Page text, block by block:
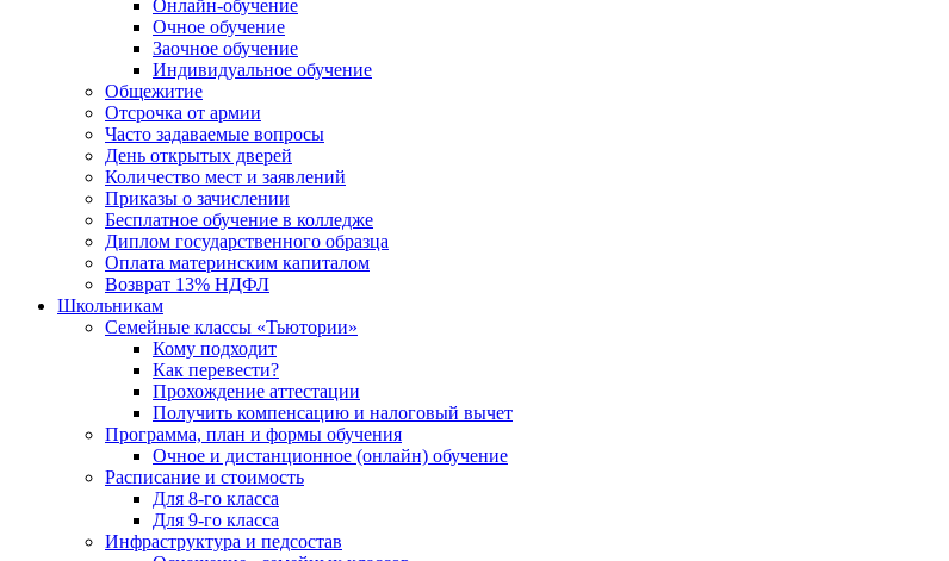
Онлайн-обучение
Очное обучение
Заочное обучение
Индивидуальное обучение
Общежитие
Отсрочка от армии
Часто задаваемые вопросы
День открытых дверей
Количество мест и заявлений
Приказы о зачислении
Бесплатное обучение в колледже
Диплом государственного образца
Оплата материнским капиталом
Возврат 13% НДФЛ
Школьникам
Семейные классы «Тьютории»
Кому подходит
Как перевести?
Прохождение аттестации
Получить компенсацию и налоговый вычет
Программа, план и формы обучения
Очное и дистанционное (онлайн) обучение
Расписание и стоимость
Для 8-го класса
Для 9-го класса
Инфраструктура и педсостав